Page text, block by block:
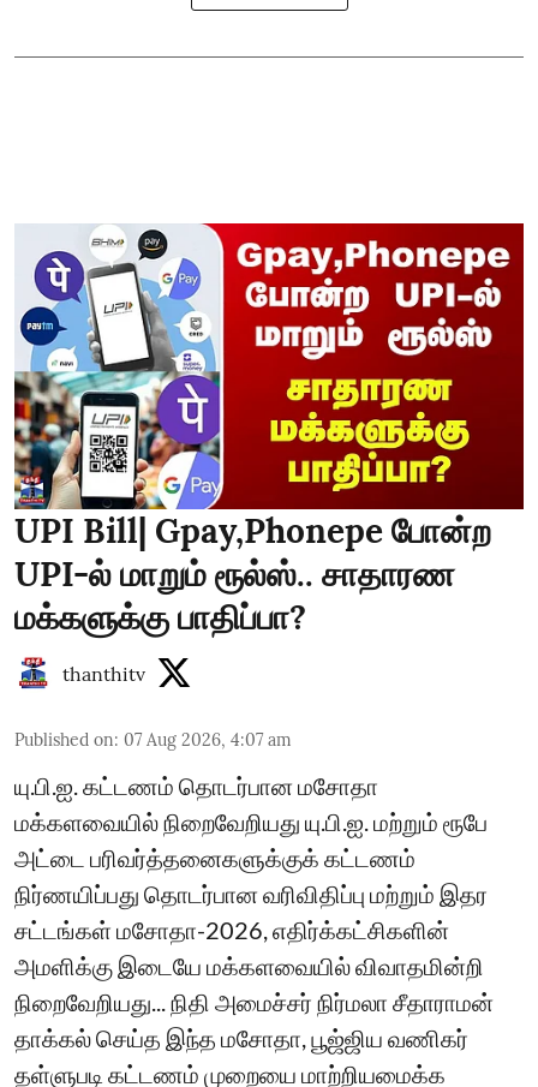
UPI Bill| Gpay,Phonepe போன்ற
UPI-ல் மாறும் ரூல்ஸ்.. சாதாரண
மக்களுக்கு பாதிப்பா?
thanthitv
Published on: 07 Aug 2026, 4:07 am
யு.பி.ஐ. கட்டணம் தொடர்பான மசோதா
மக்களவையில் நிறைவேறியது யு.பி.ஐ. மற்றும் ரூபே
அட்டை பரிவர்த்தனைகளுக்குக் கட்டணம்
நிர்ணயிப்பது தொடர்பான வரிவிதிப்பு மற்றும் இதர
சட்டங்கள் மசோதா-2026, எதிர்க்கட்சிகளின்
அமளிக்கு இடையே மக்களவையில் விவாதமின்றி
நிறைவேறியது... நிதி அமைச்சர் நிர்மலா சீதாராமன்
தாக்கல் செய்த இந்த மசோதா, பூஜ்ஜிய வணிகர்
தள்ளுபடி கட்டணம் முறையை மாற்றியமைக்க